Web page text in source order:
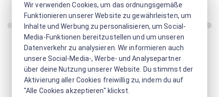
Wir verwenden Cookies, um das ordnungsgemäße
Funktionieren unserer Website zu gewährleisten, um
Inhalte und Werbung zu personalisieren, um Social-
Media-Funktionen bereitzustellen und um unseren
Datenverkehr zu analysieren. Wir informieren auch
unsere Social-Media-, Werbe- und Analysepartner
über deine Nutzung unserer Website. Du stimmst der
Aktivierung aller Cookies freiwillig zu, indem du auf
"Alle Cookies akzeptieren" klickst.